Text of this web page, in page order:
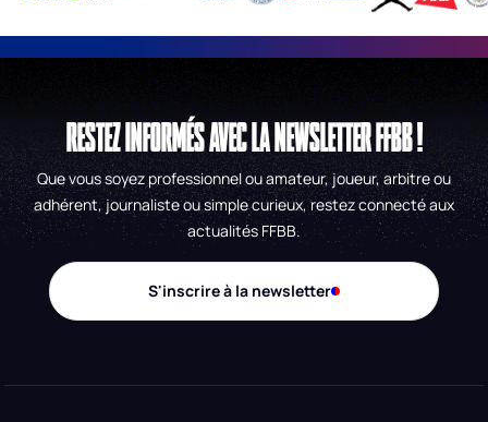
RESTEZ INFORMÉS AVEC LA NEWSLETTER FFBB !
Que vous soyez professionnel ou amateur, joueur, arbitre ou
adhérent, journaliste ou simple curieux, restez connecté aux
actualités FFBB.
S'inscrire à la newsletter